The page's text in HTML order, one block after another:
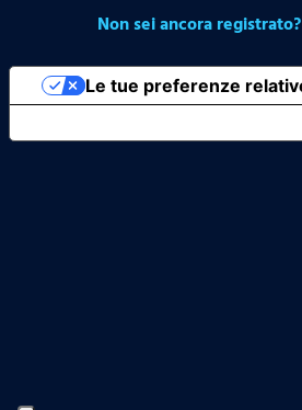
Non sei ancora
Le tue preferenze